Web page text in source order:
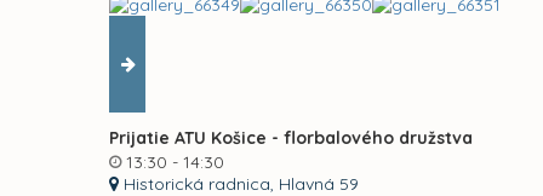
Prijatie ATU Košice - florbalového družstva
13:30 - 14:30
Historická radnica, Hlavná 59